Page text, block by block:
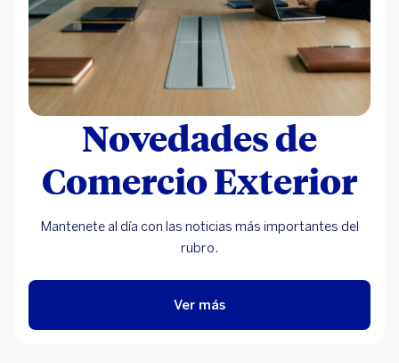
Novedades de
Comercio Exterior
Mantenete al día con las noticias más importantes del
rubro.
Ver más